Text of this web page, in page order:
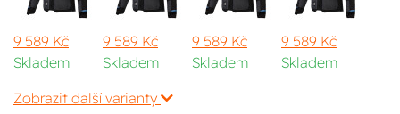
9 589 Kč
Skladem
9 589 Kč
Skladem
9 589 Kč
Skladem
9 589 Kč
Skladem
Zobrazit další varianty